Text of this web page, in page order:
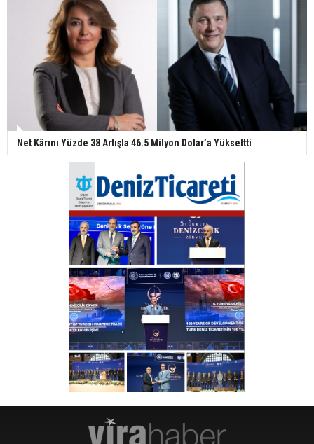
Net Kârını Yüzde 38 Artışla 46.5 Milyon Dolar’a Yükseltti